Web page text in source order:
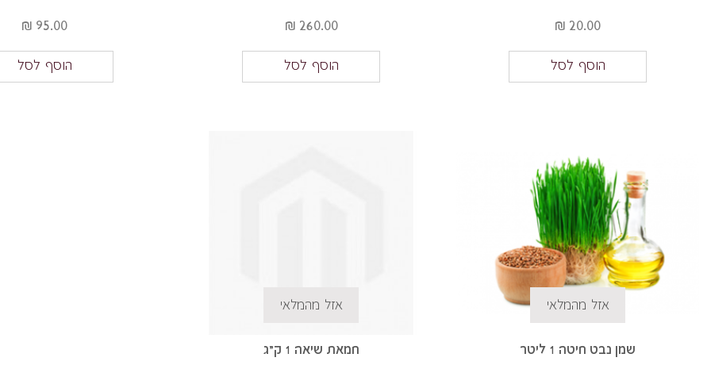
20.00 ₪
הוסף לסל
260.00 ₪
הוסף לסל
95.00 ₪
הוסף לסל
אזל מהמלאי
שמן נבט חיטה 1 ליטר
אזל מהמלאי
חמאת שיאה 1 ק"ג